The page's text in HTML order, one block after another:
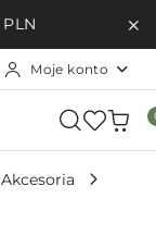
Moje konto
Akcesoria